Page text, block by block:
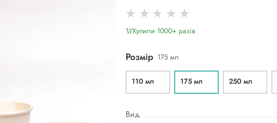
Купили 1000+ разiв
Розмір 175 мл
110 мл 175 мл 250 мл
Вид